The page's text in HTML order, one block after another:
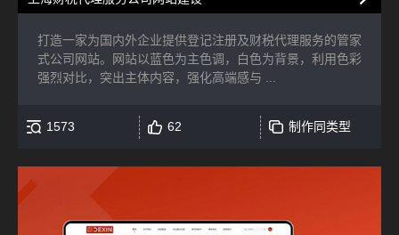
打造一家为国内外企业提供登记注册及财税代理服务的管家
式公司网站。网站以蓝色为主色调，白色为背景，利用色彩
强烈对比，突出主体内容，强化高端感与 ...
1573 62 制作同类型